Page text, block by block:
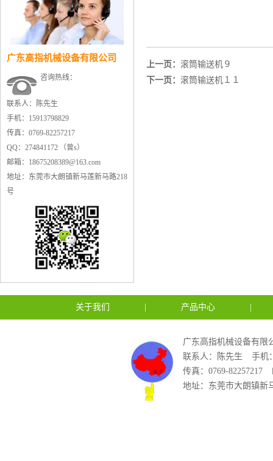
广东高指机械设备有限公司
咨询热线：
联系人：陈先生
手机：15913798829
传真：0769-82257217
QQ：274841172 （曾s）
邮箱：18675208389@163.com
地址：东莞市大朗镇新马莲新马路218
号
上一页： 滚筒输送机９
下一页： 滚筒输送机１１
关于我们 产品中心
广东高指机械设备有限
联系人：陈先生
手机
传真：0769-82257217
地址：东莞市大朗镇新